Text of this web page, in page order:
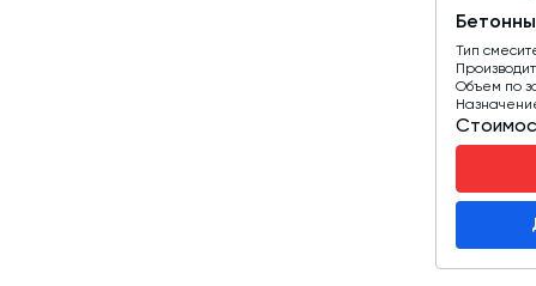
Тип
Объем по